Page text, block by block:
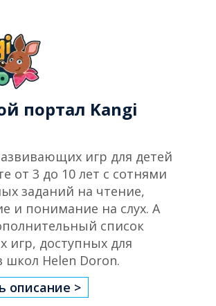
портал Kangi
игр для детей
от 3 до 10 лет с сотнями
заданий на чтение,
и понимание на слух. А
список
игр, доступных для
школ Helen Doron.
описание >